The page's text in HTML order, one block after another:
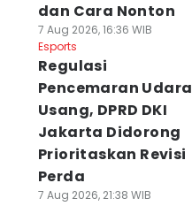
dan Cara Nonton
7 Aug 2026, 16:36 WIB
Esports
Regulasi
Pencemaran Udara
Usang, DPRD DKI
Jakarta Didorong
Prioritaskan Revisi
Perda
7 Aug 2026, 21:38 WIB